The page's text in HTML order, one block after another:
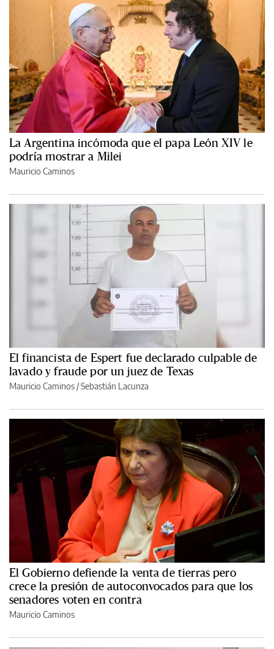
La Argentina incómoda que el papa León XIV le
podría mostrar a Milei
Mauricio Caminos
El financista de Espert fue declarado culpable de
lavado y fraude por un juez de Texas
Mauricio Caminos /Sebastián Lacunza
El Gobierno defiende la venta de tierras pero
crece la presión de autoconvocados para que los
senadores voten en contra
Mauricio Caminos